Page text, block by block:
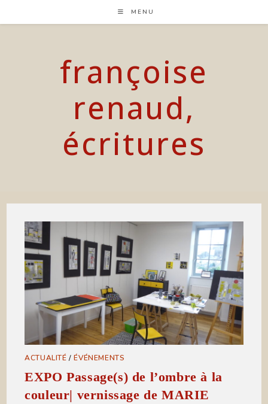
content
MENU
françoise
renaud,
écritures
ACTUALITÉ /ÉVÉNEMENTS
EXPO Passage(s) de l’ombre à la
couleur| vernissage de MARIE